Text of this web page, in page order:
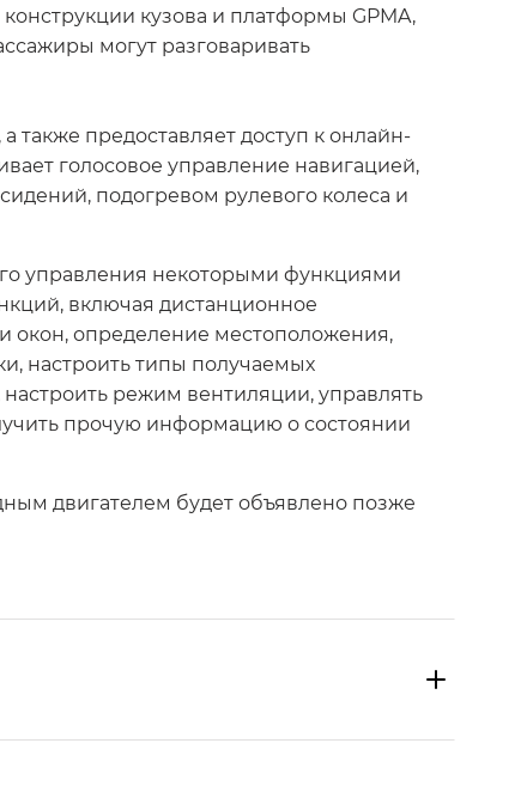
кузова и платформы GPMA,
могут разговаривать
предоставляет доступ к онлайн-
голосовое управление навигацией,
подогревом рулевого колеса и
управления некоторыми функциями
включая дистанционное
окон, определение местоположения,
настроить типы получаемых
режим вентиляции, управлять
прочую информацию о состоянии
двигателем будет объявлено позже